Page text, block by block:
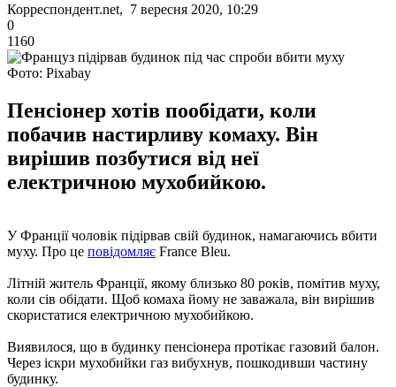
Корреспондент.net, 7 вересня 2020, 10:29
0
1160
Фото: Pixabay
Пенсіонер хотів пообідати, коли
побачив настирливу комаху. Він
вирішив позбутися від неї
електричною мухобийкою.
У Франції чоловік підірвав свій будинок, намагаючись вбити
муху. Про це повідомляє France Bleu.
Літній житель Франції, якому близько 80 років, помітив муху,
коли сів обідати. Щоб комаха йому не заважала, він вирішив
скористатися електричною мухобийкою.
Виявилося, що в будинку пенсіонера протікає газовий балон.
Через іскри мухобийки газ вибухнув, пошкодивши частину
будинку.